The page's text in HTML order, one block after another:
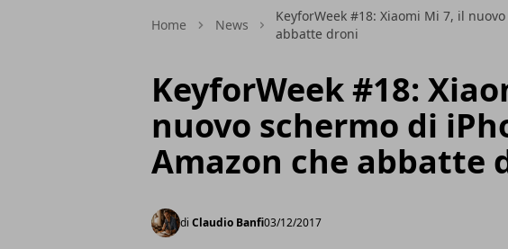
Home News
KeyforWeek #18: Xiaomi Mi 7, il
abbatte droni
KeyforWeek #18:
nuovo schermo di
Amazon che abbatte
di Claudio Banfi03/12/2017